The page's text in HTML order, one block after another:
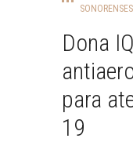
Dona
para
19